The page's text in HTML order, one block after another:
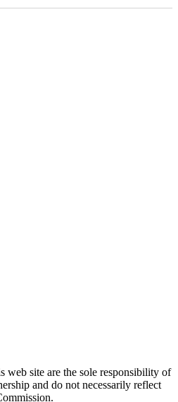
web site are the sole responsibility of
and do not necessarily reflect